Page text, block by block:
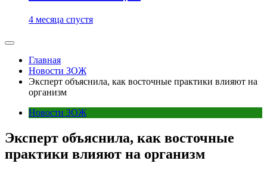
4 месяца спустя
Главная
Новости ЗОЖ
Эксперт объяснила, как восточные практики влияют на
организм
Новости ЗОЖ
Эксперт объяснила, как восточные
практики влияют на организм